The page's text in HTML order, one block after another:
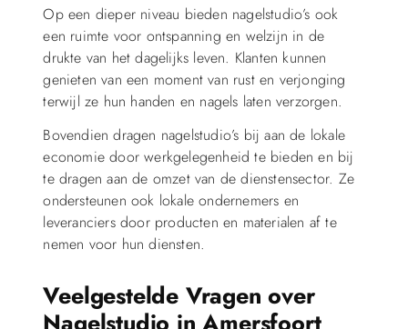
Op een dieper niveau bieden nagelstudio’s ook
een ruimte voor ontspanning en welzijn in de
drukte van het dagelijks leven. Klanten kunnen
genieten van een moment van rust en verjonging
terwijl ze hun handen en nagels laten verzorgen.
Bovendien dragen nagelstudio’s bij aan de lokale
economie door werkgelegenheid te bieden en bij
te dragen aan de omzet van de dienstensector. Ze
ondersteunen ook lokale ondernemers en
leveranciers door producten en materialen af te
nemen voor hun diensten.
Veelgestelde Vragen over
Nagelstudio in Amersfoort